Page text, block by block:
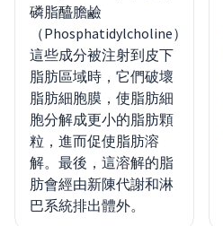
磷脂醯膽鹼
（Phosphatidylcholine）
這些成分被注射到皮下
脂肪區域時，它們破壞
脂肪細胞膜，使脂肪細
胞分解成更小的脂肪顆
粒，進而促使脂肪溶
解。最後，這溶解的脂
肪會經由新陳代謝和淋
巴系統排出體外。